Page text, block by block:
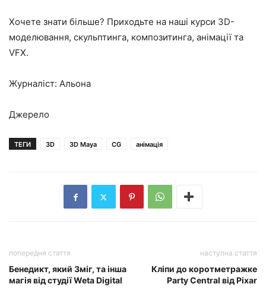
Хочете знати більше? Приходьте на наші курси 3D-
моделювання, скульптинга, композитинга, анімації та
VFX.
Журналіст: Альона
Джерело
ТЕГИ 3D 3D Maya CG анімація
попередня стаття
Бенедикт, який Зміг, та інша
магія від студії Weta Digital
наступна стаття
Кліпи до коротметражке
Party Central від Pixar